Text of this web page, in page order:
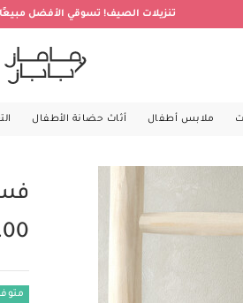
تنزيلات الصيف! تسوقي الأفضل مبيعًا
ملابس أطفال أثاث حضانة الأطفال